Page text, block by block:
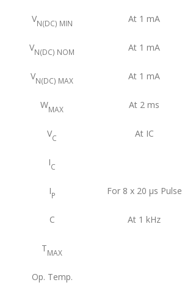
VN(DC) MIN At 1 mA
VN(DC) NOM At 1 mA
VN(DC) MAX At 1 mA
WMAX At 2 ms
VC At IC
IC
IP For 8 x 20 μs Pulse
C At 1 kHz
TMAX
Op. Temp.